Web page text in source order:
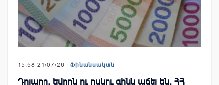
15:58 21/07/26 | Ֆինանսական
Դոլարը, եվրոն ու ոսկու գինն աճել են. ՀՀ